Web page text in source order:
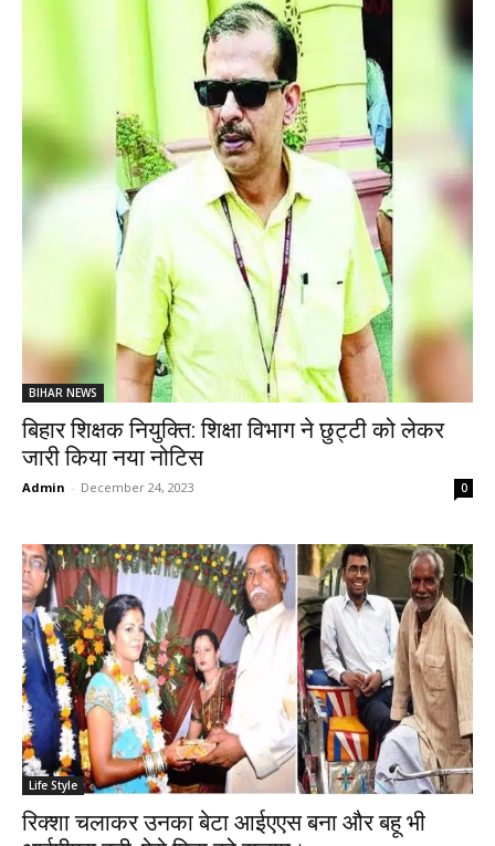
BIHAR NEWS
बिहार शिक्षक नियुक्ति: शिक्षा विभाग ने छुट्टी को लेकर
जारी किया नया नोटिस
Admin - December 24, 2023 0
Life Style
रिक्शा चलाकर उनका बेटा आईएएस बना और बहू भी